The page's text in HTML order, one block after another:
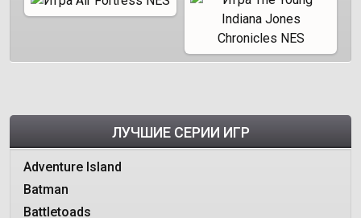
ЛУЧШИЕ СЕРИИ ИГР
Adventure Island
Batman
Battletoads